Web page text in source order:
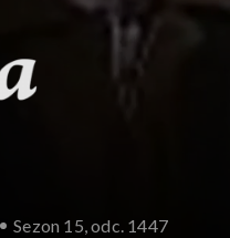
Sezon 15, odc. 1447